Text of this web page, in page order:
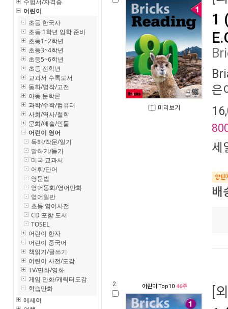
수험서/자격증
어린이
초등 한국사
초등 1학년 입학 준비
초등1~2학년
초등3~4학년
초등5~6학년
초등 전학년
교과서 수록도서
동화/명작/고전
아동 문학론
과학/수학/컴퓨터
사회/역사/철학
문화/예술/인물
어린이 영어
독해/작문/일기
말하기/듣기
미국 교과서
어휘/단어
영문법
영어동화/영어만화
영어일반
초등 영어사전
CD 포함 도서
TOSEL
어린이 한자
어린이 중국어
책읽기/글쓰기
어린이 사전/도감
TV/만화/영화
게임 만화/캐릭터도감
학습만화
에세이
미리보기
1
은
세
양탄
배
2. 어린이 Top10 46주 [